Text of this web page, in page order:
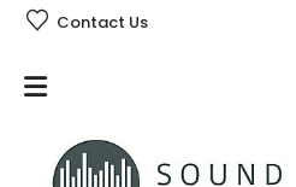
Contact Us